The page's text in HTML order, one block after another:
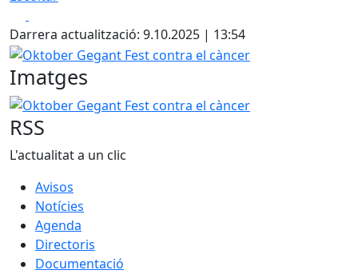
Darrera actualització: 9.10.2025 | 13:54
Oktober Gegant Fest contra el càncer
Imatges
Oktober Gegant Fest contra el càncer
RSS
L'actualitat a un clic
Avisos
Notícies
Agenda
Directoris
Documentació